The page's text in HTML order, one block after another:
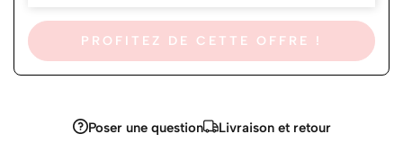
PROFITEZ DE CETTE OFFRE !
Poser une question
Livraison et retour